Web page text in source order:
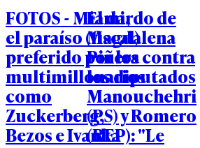
FOTOS - Miami,
el paraíso (fiscal)
preferido por los
multimillonarios
como
Zuckerberg,
Bezos e Ivanka
El dardo de
Magdalena
Piñera contra
los diputados
Manouchehri
(PS) y Romero
(REP): "Le